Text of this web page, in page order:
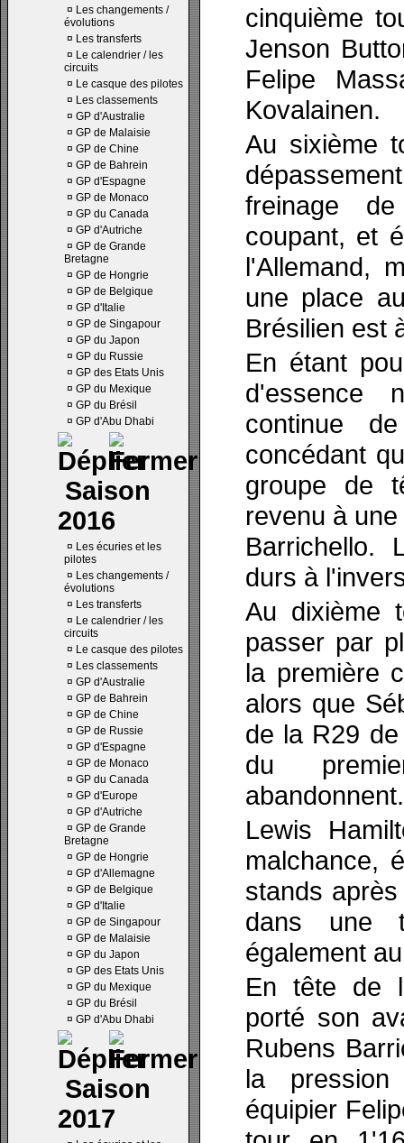
¤ Les changements /
évolutions
¤ Les transferts
¤ Le calendrier / les
circuits
¤ Le casque des pilotes
¤ Les classements
¤ GP d'Australie
¤ GP de Malaisie
¤ GP de Chine
¤ GP de Bahrein
¤ GP d'Espagne
¤ GP de Monaco
¤ GP du Canada
¤ GP d'Autriche
¤ GP de Grande
Bretagne
¤ GP de Hongrie
¤ GP de Belgique
¤ GP d'Italie
¤ GP de Singapour
¤ GP du Japon
¤ GP du Russie
¤ GP des Etats Unis
¤ GP du Mexique
¤ GP du Brésil
¤ GP d'Abu Dhabi
Saison
2016
¤ Les écuries et les
pilotes
¤ Les changements /
évolutions
¤ Les transferts
¤ Le calendrier / les
circuits
¤ Le casque des pilotes
¤ Les classements
¤ GP d'Australie
¤ GP de Bahrein
¤ GP de Chine
¤ GP de Russie
¤ GP d'Espagne
¤ GP de Monaco
¤ GP du Canada
¤ GP d'Europe
¤ GP d'Autriche
¤ GP de Grande
Bretagne
¤ GP de Hongrie
¤ GP d'Allemagne
¤ GP de Belgique
¤ GP d'Italie
¤ GP de Singapour
¤ GP de Malaisie
¤ GP du Japon
¤ GP des Etats Unis
¤ GP du Mexique
¤ GP du Brésil
¤ GP d'Abu Dhabi
Saison
2017
cinquième
Jenson
Felipe
Kovalainen.
Au sixième
freinage
coupant, et
l'Allemand,
une place
Brésilien est
En étant
d'essence
continue
concédant
groupe de
revenu à
Barrichello.
durs à
Au dixième
passer par
la première
alors que
de la R29
du
abandonnent.
Lewis
malchance,
stands
dans une
également
En tête de
porté son
Rubens
la
équipier